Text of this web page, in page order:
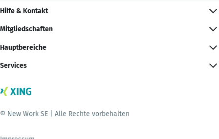
Hilfe & Kontakt
Mitgliedschaften
Hauptbereiche
Services
© New Work SE | Alle Rechte vorbehalten